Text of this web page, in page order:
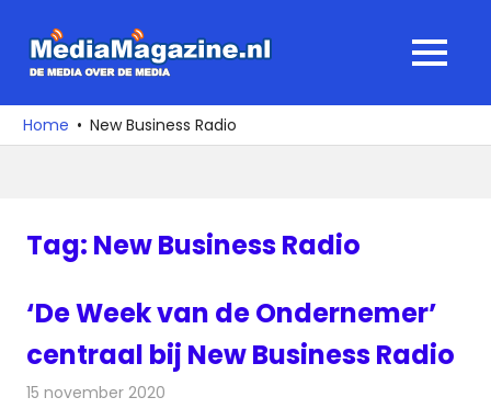
naar
media
over
MENU
Home New Business Radio
Tag: New Business Radio
‘De Week van de Ondernemer’
centraal bij New Business Radio
15 november 2020